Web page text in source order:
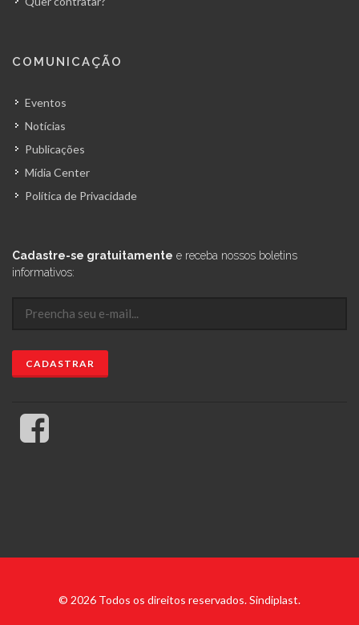
COMUNICAÇÃO
Eventos
Notícias
Publicações
Mídia Center
Política de Privacidade
Cadastre-se gratuitamente e receba nossos boletins
informativos:
© 2026 Todos os direitos reservados. Sindiplast.